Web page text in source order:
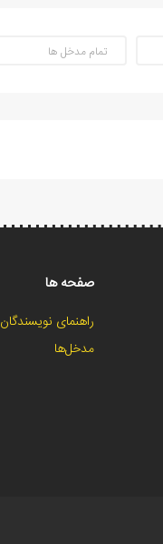
صفحه ها
راهنمای نویسندگان
مدخل‌ها